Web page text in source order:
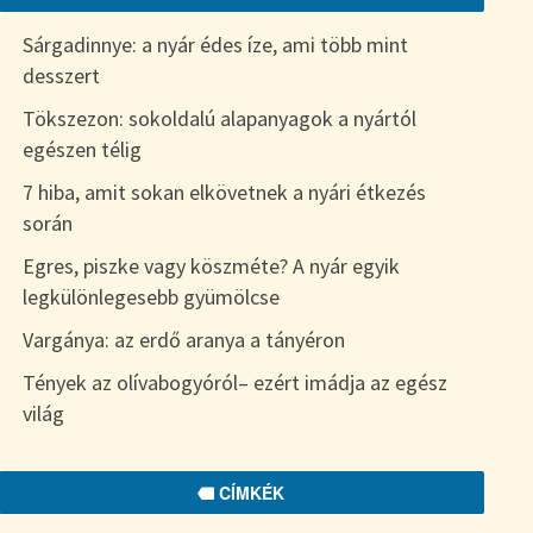
Sárgadinnye: a nyár édes íze, ami több mint
desszert
Tökszezon: sokoldalú alapanyagok a nyártól
egészen télig
7 hiba, amit sokan elkövetnek a nyári étkezés
során
Egres, piszke vagy köszméte? A nyár egyik
legkülönlegesebb gyümölcse
Vargánya: az erdő aranya a tányéron
Tények az olívabogyóról– ezért imádja az egész
világ
CÍMKÉK